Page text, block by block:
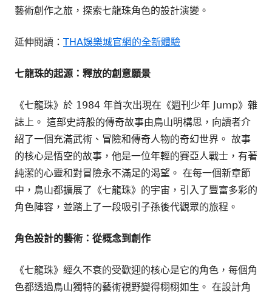
藝術創作之旅，探索七龍珠角色的設計演變。
延伸閱讀： THA娛樂城官網的全新體驗
七龍珠的起源：釋放的創意願景
《七龍珠》於 1984 年首次出現在《週刊少年 Jump》雜
誌上。 這部史詩般的傳奇故事由鳥山明構思，向讀者介
紹了一個充滿武術、冒險和傳奇人物的奇幻世界。 故事
的核心是悟空的故事，他是一位年輕的賽亞人戰士，有著
純潔的心靈和對冒險永不滿足的渴望。 在每一個新章節
中，鳥山都擴展了《七龍珠》的宇宙，引入了豐富多彩的
角色陣容，並踏上了一段吸引子孫後代觀眾的旅程。
角色設計的藝術：從概念到創作
《七龍珠》經久不衰的受歡迎的核心是它的角色，每個角
色都透過鳥山獨特的藝術視野變得栩栩如生。 在設計角